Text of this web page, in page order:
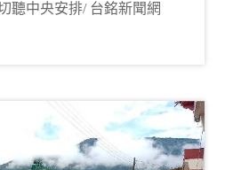
聽中央安排/ 台銘新聞網